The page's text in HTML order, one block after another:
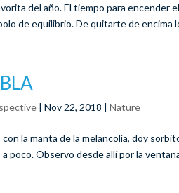
del año. El tiempo para encender
de equilibrio. De quitarte de encima
| Nov 22, 2018 | Nature
la manta de la melancolía, doy
poco. Observo desde allí por la